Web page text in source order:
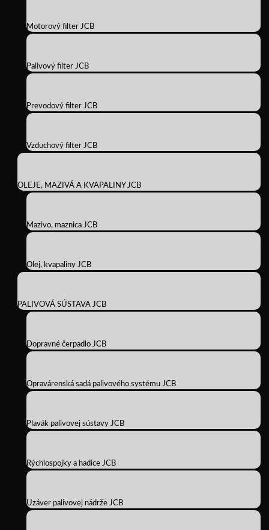
Motorový filter JCB
Palivový filter JCB
Prevodový filter JCB
Vzduchový filter JCB
OLEJE, MAZIVÁ A KVAPALINY JCB
Mazivo, maznica JCB
Olej, kvapaliny JCB
PALIVOVÁ SÚSTAVA JCB
Dopravné čerpadlo JCB
Opravárenská sadá palivového systému JCB
Plavák palivovej sústavy JCB
Rýchlospojky a hadice JCB
Uzáver palivovej nádrže JCB